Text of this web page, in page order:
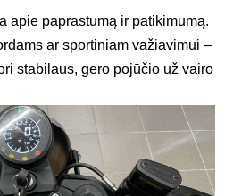
apie paprastumą ir patikimumą.
ar sportiniam važiavimui –
stabilaus, gero pojūčio už vairo